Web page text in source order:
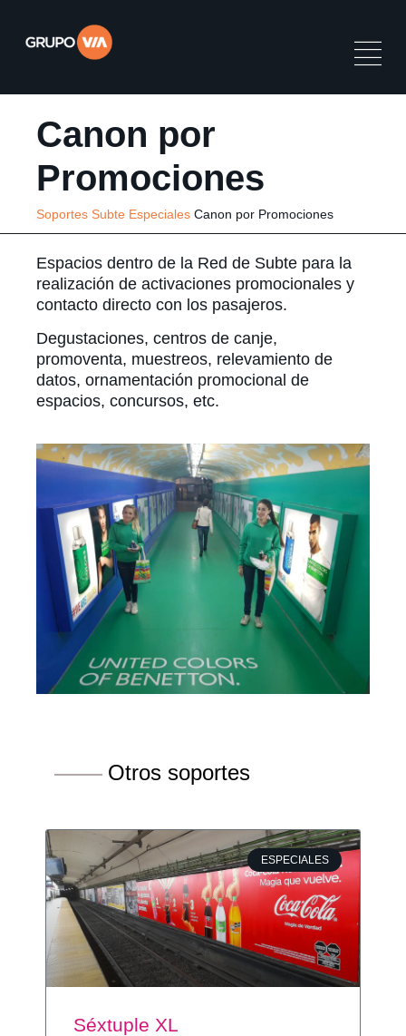
Canon por
Promociones
Soportes Subte Especiales Canon por Promociones
Espacios dentro de la Red de Subte para la
realización de activaciones promocionales y
contacto directo con los pasajeros.
Degustaciones, centros de canje,
promoventa, muestreos, relevamiento de
datos, ornamentación promocional de
espacios, concursos, etc.
Otros soportes
ESPECIALES
Séxtuple XL